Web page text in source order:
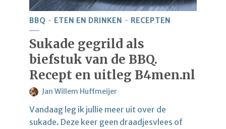
BBQ ETEN EN DRINKEN RECEPTEN
Sukade gegrild als
biefstuk van de BBQ.
Recept en uitleg B4men.nl
Jan Willem Huffmeijer
Vandaag leg ik jullie meer uit over de
sukade. Deze keer geen draadjesvlees of